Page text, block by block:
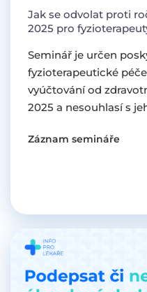
Jak se odvolat proti
2025 pro
Seminář je určen
fyzioterapeutické
vyúčtování od
2025 a nesouhlasí s
Záznam semináře